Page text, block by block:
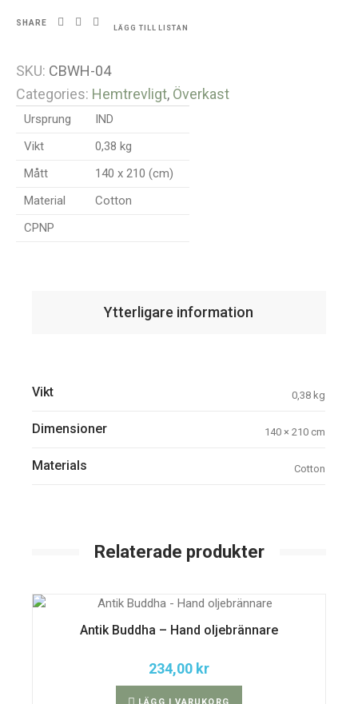
SHARE
LÄGG TILL LISTAN
SKU: CBWH-04
Categories: Hemtrevligt, Överkast
Ursprung
IND
Vikt
0,38 kg
Mått
140 x 210 (cm)
Material
Cotton
CPNP
Ytterligare information
Vikt 0,38 kg
Dimensioner 140 × 210 cm
Materials Cotton
Relaterade produkter
Antik Buddha – Hand oljebrännare
234,00 kr